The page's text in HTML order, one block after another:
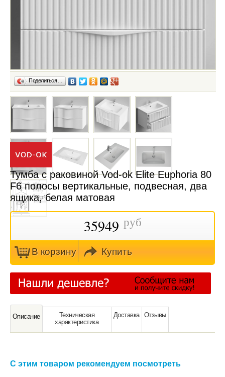
Поделиться…
Тумба с раковиной Vod-ok Elite Euphoria 80
F6 полосы вертикальные, подвесная, два
ящика, белая матовая
35949 руб
В кoрзину Купить
Oписание
Техническая
характeристика
Доставка Отзывы
С этим товаром рекомендуем посмотреть